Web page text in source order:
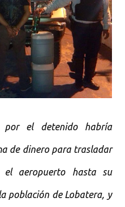
por el detenido habría
de dinero para trasladar
el aeropuerto hasta su
población de Lobatera, y